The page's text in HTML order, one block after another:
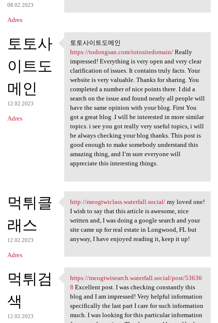
08.02.2023
Adres
토토사
이트도
메인
12.02.2023
Adres
토토사이트도메인
https://todongsan
토토사이트도메인
https://todongsan.com/totositedomain/Really
impressed! Everything is very open and very clear
clarification of issues. It contains truly facts. Your
website is very valuable. Thanks for sharing. You
completed a number of nice points there. I did a
search on the issue and found nearly all people will
have the same opinion with your blog. First You
got a great blog .I will be interested in more similar
topics. i see you got really very useful topics, i will
be always checking your blog thanks. This post is
good enough to make somebody understand this
amazing thing, and I’m sure everyone will
appreciate this interesting things.
먹튀클
래스
12.02.2023
Adres
http://meogtwiclass.waterfall
http://meogtwiclass.waterfall.social/my loved one!
I wish to say that this article is awesome, nice
written and, I was doing a google search and your
site came up for real estate in Longwood, FL but
anyway, I have enjoyed reading it, keep it up!
먹튀검
색
12.02.2023
https://meogtwisearch
https://meogtwisearch.waterfall.social/post/53636
8 Excellent post. I was checking constantly this
blog and I am impressed! Very helpful information
specifically the last part I care for such information
much. I was looking for this particular information